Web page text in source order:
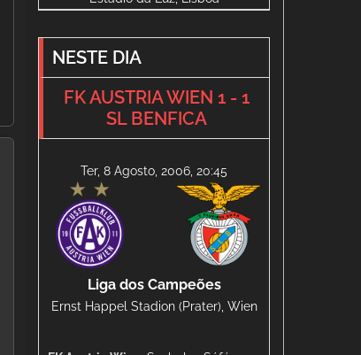
NESTE DIA
FK AUSTRIA WIEN 1 - 1
SL BENFICA
Ter, 8 Agosto, 2006, 20:45
Liga dos Campeões
Ernst Happel Stadion (Prater), Wien